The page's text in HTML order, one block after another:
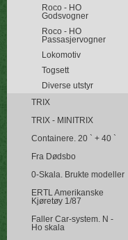
Roco - HO
Godsvogner
Roco - HO
Passasjervogner
Lokomotiv
Togsett
Diverse utstyr
TRIX
TRIX - MINITRIX
Containere. 20 ` + 40 `
Fra Dødsbo
0-Skala. Brukte modeller
ERTL Amerikanske
Kjøretøy 1/87
Faller Car-system. N -
Ho skala